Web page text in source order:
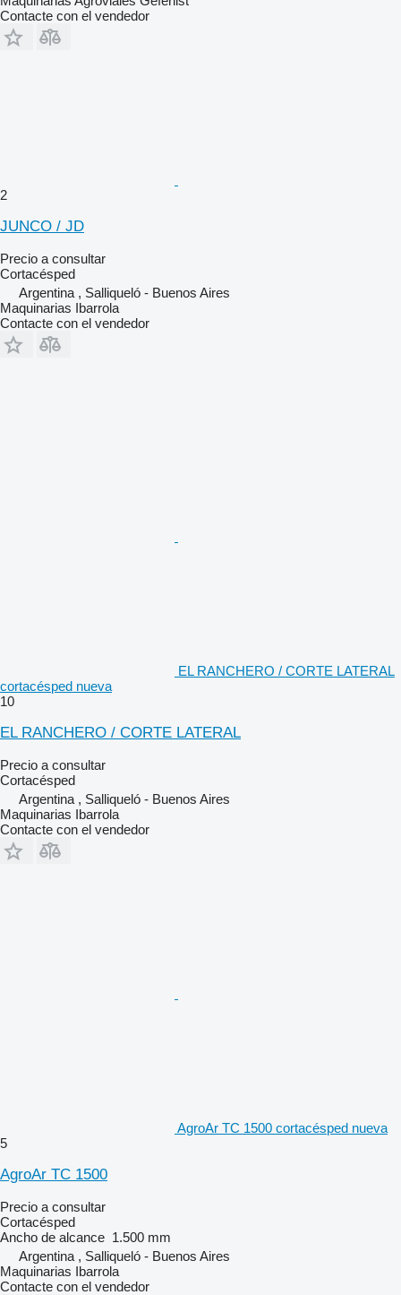
Contacte con el vendedor
2
JUNCO / JD
Precio a consultar
Cortacésped
Argentina , Salliqueló - Buenos Aires
Maquinarias Ibarrola
Contacte con el vendedor
EL RANCHERO / CORTE LATERAL
cortacésped nueva
10
EL RANCHERO / CORTE LATERAL
Precio a consultar
Cortacésped
Argentina , Salliqueló - Buenos Aires
Maquinarias Ibarrola
Contacte con el vendedor
AgroAr TC 1500 cortacésped nueva
5
AgroAr TC 1500
Precio a consultar
Cortacésped
Ancho de alcance 1.500 mm
Argentina , Salliqueló - Buenos Aires
Maquinarias Ibarrola
Contacte con el vendedor